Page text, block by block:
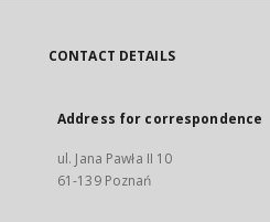
CONTACT DETAILS
Address for correspondence
ul. Jana Pawła II 10
61-139 Poznań